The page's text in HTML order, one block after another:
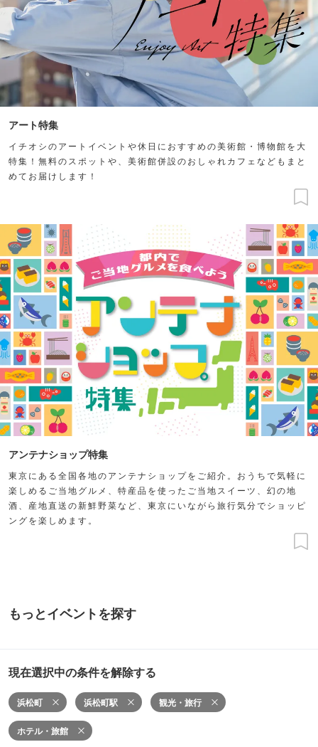
アート特集
イチオシのアートイベントや休日におすすめの美術館・博物館を大
特集！無料のスポットや、美術館併設のおしゃれカフェなどもまと
めてお届けします！
アンテナショップ特集
東京にある全国各地のアンテナショップをご紹介。おうちで気軽に
楽しめるご当地グルメ、特産品を使ったご当地スイーツ、幻の地
酒、産地直送の新鮮野菜など、東京にいながら旅行気分でショッピ
ングを楽しめます。
もっとイベントを探す
現在選択中の条件を解除する
浜松町 浜松町駅 観光・旅行
ホテル・旅館